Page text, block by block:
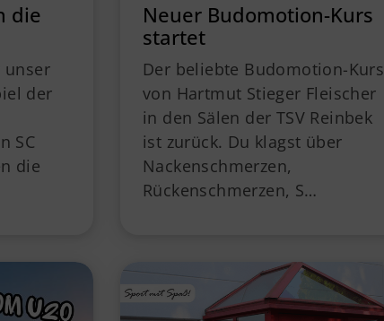
die
unser
der
SC
die
Neuer Budomotion-Kurs
startet
Der beliebte Budomotion-Kurs
von Hartmut Stieger Fleischer
in den Sälen der TSV Reinbek
ist zurück. Du klagst über
Nackenschmerzen,
Rückenschmerzen, S…